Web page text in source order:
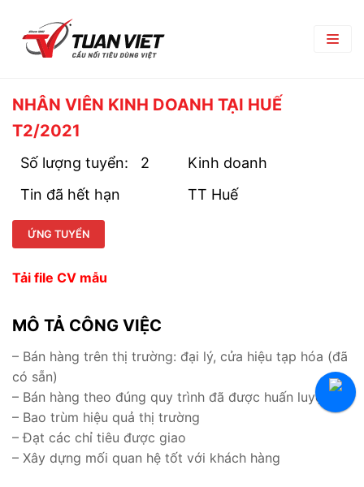
TRANG CHỦ
GIỚI THIỆU
Giới Thiệu Chung
Chi Nhánh
Phòng Ban
Đối Tác Nhà Cung Cấp
TRUNG TÂM THƯƠNG MẠI
Bản Tin Nội Bộ
Góc nghề nghiệp
TUYỂN DỤNG
Tin Tuyển Dụng
Hỏi Đáp Tuyển Dụng
LIÊN HỆ
NHÂN VIÊN KINH DOANH TẠI HUẾ
T2/2021
Số lượng tuyển: 2
Kinh doanh
Tin đã hết hạn
TT Huế
ỨNG TUYỂN
Tải file CV mẫu
MÔ TẢ CÔNG VIỆC
– Bán hàng trên thị trường: đại lý, cửa hiệu tạp hóa (đã
có sẵn)
– Bán hàng theo đúng quy trình đã được huấn luyện
– Bao trùm hiệu quả thị trường
– Đạt các chỉ tiêu được giao
– Xây dựng mối quan hệ tốt với khách hàng